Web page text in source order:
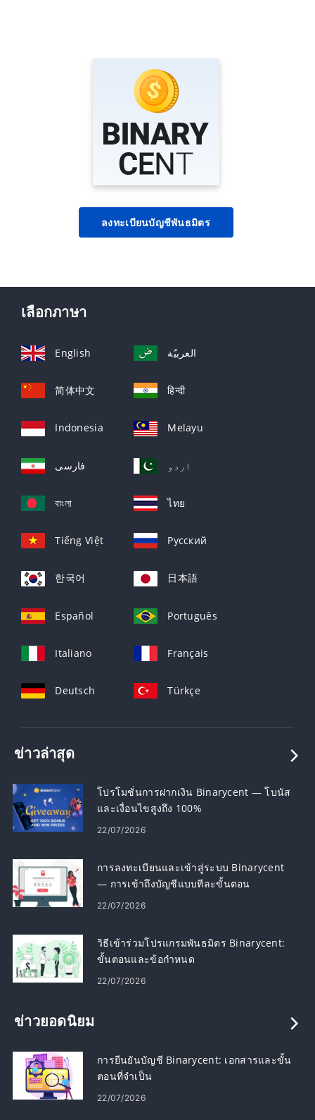
ลงทะเบียนบัญชีพันธมิตร
เลือกภาษา
English العربيّة
简体中文 हिन्दी
Indonesia Melayu
فارسی اردو
বাংলা ไทย
Tiếng Việt Русский
한국어 日本語
Español Português
Italiano Français
Deutsch Türkçe
ข่าวล่าสุด
โปรโมชั่นการฝากเงิน Binarycent — โบนัส
และเงื่อนไขสูงถึง 100%
22/07/2026
การลงทะเบียนและเข้าสู่ระบบ Binarycent
— การเข้าถึงบัญชีแบบทีละขั้นตอน
22/07/2026
วิธีเข้าร่วมโปรแกรมพันธมิตร Binarycent:
ขั้นตอนและข้อกำหนด
22/07/2026
ข่าวยอดนิยม
การยืนยันบัญชี Binarycent: เอกสารและขั้น
ตอนที่จำเป็น
22/07/2026